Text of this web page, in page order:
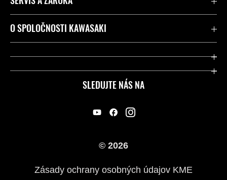
SLEDUJTE NÁS NA
Kontaktujte nás
Legálny
O SPOLOČNOSTI KAWASAKI
Spoločnosť
© 2026
Zásady ochrany osobných údajov KME